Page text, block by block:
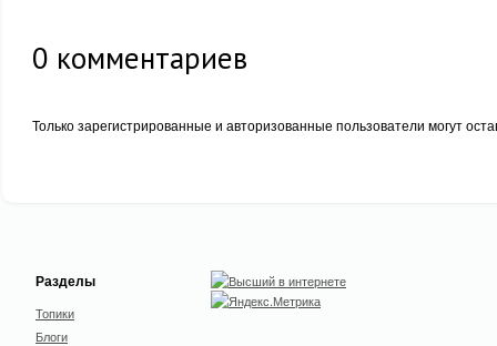
0 комментариев
Только зарегистрированные и авторизованные пользователи могут
Разделы
Топики
Блоги